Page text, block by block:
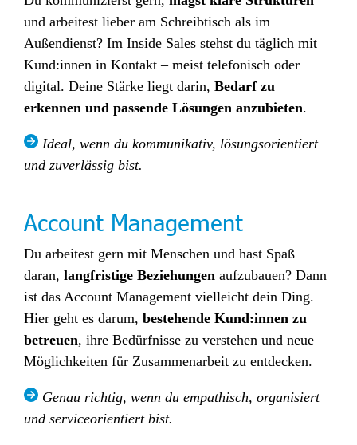
und arbeitest lieber am Schreibtisch als im
Außendienst? Im Inside Sales stehst du täglich mit
Kund:innen in Kontakt – meist telefonisch oder
digital. Deine Stärke liegt darin, Bedarf zu
erkennen und passende Lösungen anzubieten.
Ideal, wenn du kommunikativ, lösungsorientiert
und zuverlässig bist.
Account Management
Du arbeitest gern mit Menschen und hast Spaß
daran, langfristige Beziehungen aufzubauen? Dann
ist das Account Management vielleicht dein Ding.
Hier geht es darum, bestehende Kund:innen zu
betreuen, ihre Bedürfnisse zu verstehen und neue
Möglichkeiten für Zusammenarbeit zu entdecken.
Genau richtig, wenn du empathisch, organisiert
und serviceorientiert bist.